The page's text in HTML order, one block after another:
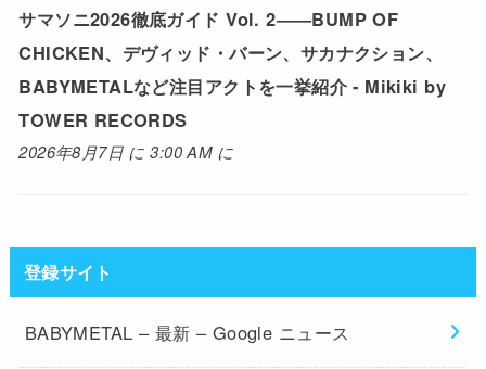
サマソニ2026徹底ガイド Vol. 2――BUMP OF
CHICKEN、デヴィッド・バーン、サカナクション、
BABYMETALなど注目アクトを一挙紹介 - Mikiki by
TOWER RECORDS
2026年8月7日 に 3:00 AM に
登録サイト
BABYMETAL – 最新 – Google ニュース